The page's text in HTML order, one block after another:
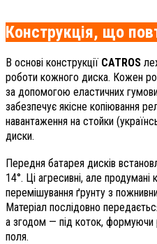
Конструкція, що
В основі конструкції CATROS
роботи кожного диска. Кожен
за допомогою еластичних
забезпечує якісне копіювання
навантаження на стойки
диски.
Передня батарея дисків
14°. Ці агресивні, але продумані
перемішування ґрунту з
Матеріал послідовно
а згодом — під коток, формуючи
поля.